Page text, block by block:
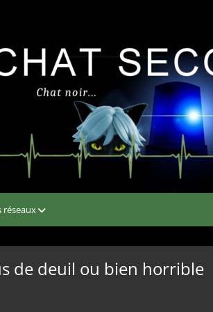
réseaux
de deuil ou bien horrible